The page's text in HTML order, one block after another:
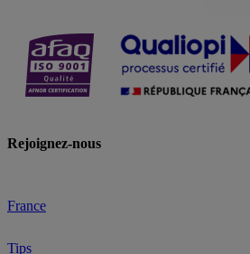
Rejoignez-nous
France
Tips